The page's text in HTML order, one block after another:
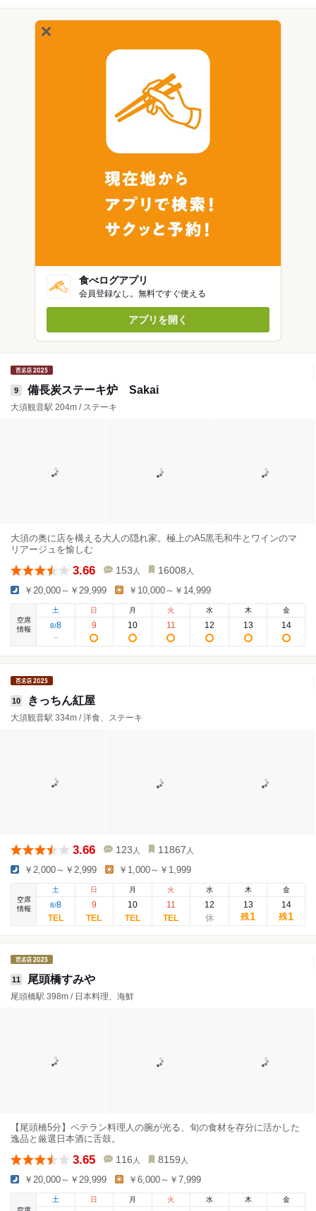
食べログアプリ
会員登録なし。無料ですぐ使える
アプリを開く
9 備長炭ステーキ炉 Sakai
大須観音駅 204m / ステーキ
大須の奥に店を構える大人の隠れ家。極上のA5黒毛和牛とワインのマ
リアージュを愉しむ
3.66 153 人 16008 人
￥20,000～￥29,999 ￥10,000～￥14,999
空席
情報
土
8/8
日
9
月
10
火
11
水
12
木
13
金
14
10 きっちん紅屋
大須観音駅 334m / 洋食、ステーキ
3.66 123 人 11867 人
￥2,000～￥2,999 ￥1,000～￥1,999
空席
情報
土
8/8
日
9
月
10
火
11
水
12
木
13
残1
金
14
残1
11 尾頭橋すみや
尾頭橋駅 398m / 日本料理、海鮮
【尾頭橋5分】ベテラン料理人の腕が光る、旬の食材を存分に活かした
逸品と厳選日本酒に舌鼓。
3.65 116 人 8159 人
￥20,000～￥29,999 ￥6,000～￥7,999
土 日 月 火 水 木 金